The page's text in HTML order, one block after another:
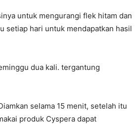
untuk mengurangi flek hitam dan
setiap hari untuk mendapatkan hasil
dua kali. tergantung
selama 15 menit, setelah itu
produk Cyspera dapat